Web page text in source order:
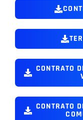
CONTRATO
CONTRATO